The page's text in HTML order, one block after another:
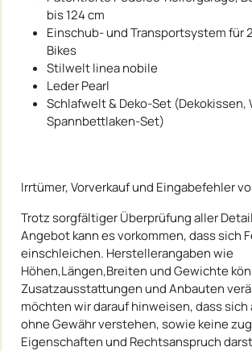
bis 124 cm
Einschub- und Transportsystem für
Bikes
Stilwelt linea nobile
Leder Pearl
Schlafwelt & Deko-Set (Dekokissen,
Spannbettlaken-Set)
Irrtümer, Vorverkauf und Eingabefehler
Trotz sorgfältiger Überprüfung aller
Angebot kann es vorkommen, dass sich
einschleichen. Herstellerangaben wie
Höhen,Längen,Breiten und Gewichte
Zusatzausstattungen und Anbauten
möchten wir darauf hinweisen, dass sich
ohne Gewähr verstehen, sowie keine
Eigenschaften und Rechtsanspruch